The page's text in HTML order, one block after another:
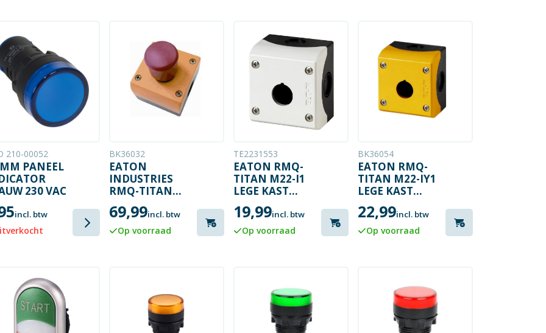
210-00052
PANEEL
230 VAC
incl. btw
BK36032
EATON
INDUSTRIES
RMQ-TITAN
M22
NOODSTOPKNOP
69,99incl. btw
Op voorraad
TE2231553
EATON RMQ-
TITAN M22-I1
LEGE KAST
BEHUIZING 1V
IP67
19,99incl. btw
Op voorraad
BK36054
EATON RMQ-
TITAN M22-IY1
LEGE KAST
NOODKNOP
BEHUIZING
IP67
22,99incl. btw
Op voorraad